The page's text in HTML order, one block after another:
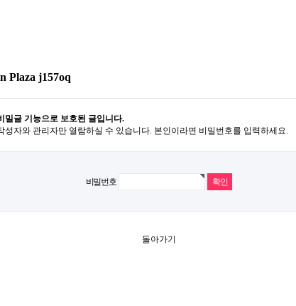
Plaza j157oq
밀글 기능으로 보호된 글입니다.
성자와 관리자만 열람하실 수 있습니다. 본인이라면 비밀번호를 입력하세요.
비밀번호
돌아가기